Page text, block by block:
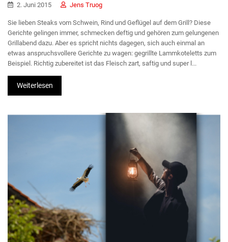
2. Juni 2015 Jens Truog
Sie lieben Steaks vom Schwein, Rind und Geflügel auf dem Grill? Diese
Gerichte gelingen immer, schmecken deftig und gehören zum gelungenen
Grillabend dazu. Aber es spricht nichts dagegen, sich auch einmal an
etwas anspruchsvollere Gerichte zu wagen: gegrillte Lammkoteletts zum
Beispiel. Richtig zubereitet ist das Fleisch zart, saftig und super l...
Weiterlesen